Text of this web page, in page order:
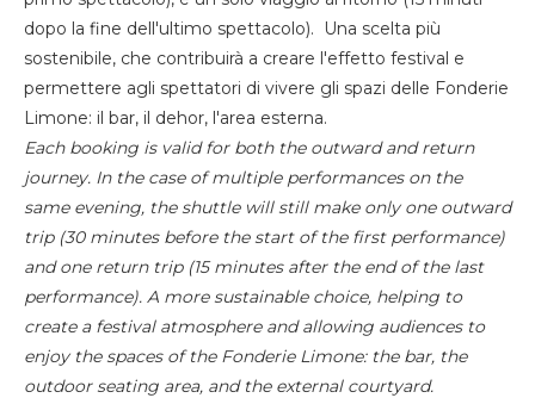
dopo la fine dell'ultimo spettacolo). Una scelta più
sostenibile, che contribuirà a creare l'effetto festival e
permettere agli spettatori di vivere gli spazi delle Fonderie
Limone: il bar, il dehor, l'area esterna.
Each booking is valid for both the outward and return
journey. In the case of multiple performances on the
same evening, the shuttle will still make only one outward
trip (30 minutes before the start of the first performance)
and one return trip (15 minutes after the end of the last
performance). A more sustainable choice, helping to
create a festival atmosphere and allowing audiences to
enjoy the spaces of the Fonderie Limone: the bar, the
outdoor seating area, and the external courtyard.